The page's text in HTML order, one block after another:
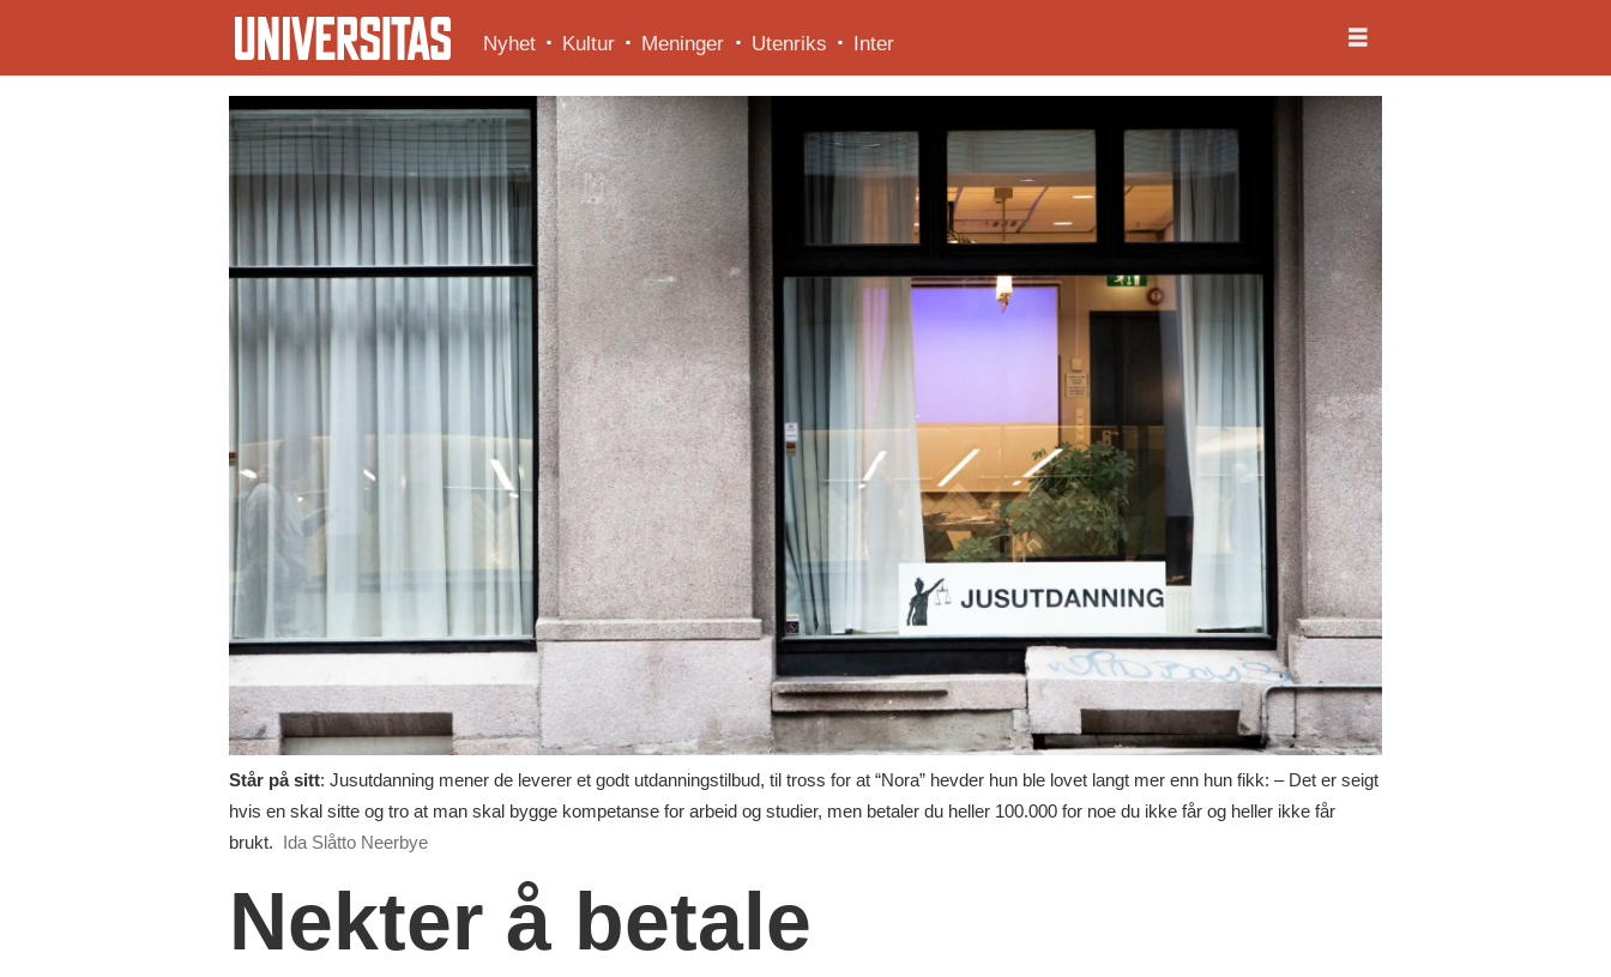
Nyhet Kultur Meninger Utenriks Inter
Står på sitt: Jusutdanning mener de leverer et godt utdanningstilbud, til tross for at “Nora” hevder hun ble lovet langt mer enn hun fikk: – Det er seigt
hvis en skal sitte og tro at man skal bygge kompetanse for arbeid og studier, men betaler du heller 100.000 for noe du ikke får og heller ikke får
brukt. Ida Slåtto Neerbye
Nekter å betale